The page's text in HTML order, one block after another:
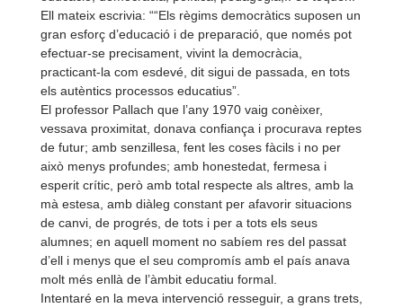
Ell mateix escrivia: ““Els règims democràtics suposen un
gran esforç d’educació i de preparació, que només pot
efectuar-se precisament, vivint la democràcia,
practicant-la com esdevé, dit sigui de passada, en tots
els autèntics processos educatius”.
El professor Pallach que l’any 1970 vaig conèixer,
vessava proximitat, donava confiança i procurava reptes
de futur; amb senzillesa, fent les coses fàcils i no per
això menys profundes; amb honestedat, fermesa i
esperit crític, però amb total respecte als altres, amb la
mà estesa, amb diàleg constant per afavorir situacions
de canvi, de progrés, de tots i per a tots els seus
alumnes; en aquell moment no sabíem res del passat
d’ell i menys que el seu compromís amb el país anava
molt més enllà de l’àmbit educatiu formal.
Intentaré en la meva intervenció resseguir, a grans trets,